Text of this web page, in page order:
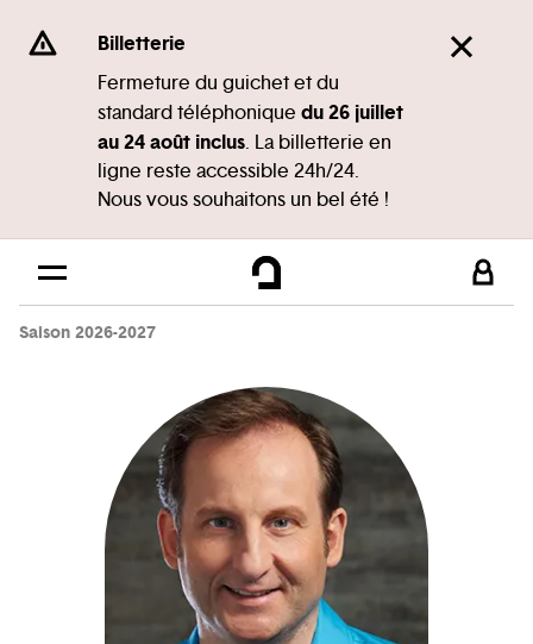
Se rendre au
Contenu principal
Pied de page
Billetterie
Fermeture du guichet et du
standard téléphonique du 26 juillet
au 24 août inclus. La billetterie en
ligne reste accessible 24h/24.
Nous vous souhaitons un bel été !
Saison 2026-2027